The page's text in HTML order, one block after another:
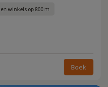
winkels op 800 m
Boek